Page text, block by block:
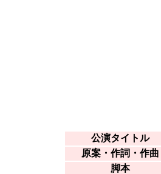
公演タイトル
原案・作詞・作曲
脚本